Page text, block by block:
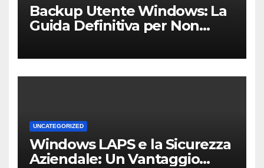
Backup Utente Windows: La
Guida Definitiva per Non
Casa o dell’Ufficio
UNCATEGORIZED
Windows LAPS e la Sicurezza
Aziendale: Un Vantaggio